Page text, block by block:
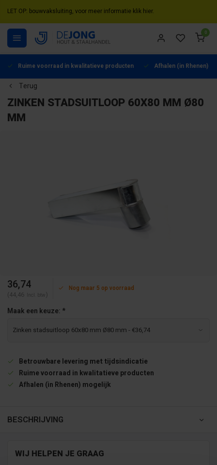
LET OP: bouwvaksluiting, voor meer informatie klik hier.
0
Ruime voorraad in kwalitatieve producten Afhalen (in Rhenen)
Terug
ZINKEN STADSUITLOOP 60X80 MM Ø80
MM
36,74
(44,46 Incl. btw )
Nog maar 5 op voorraad
Maak een keuze: *
Betrouwbare levering met tijdsindicatie
Ruime voorraad in kwalitatieve producten
Afhalen (in Rhenen) mogelijk
BESCHRIJVING
WIJ HELPEN JE GRAAG